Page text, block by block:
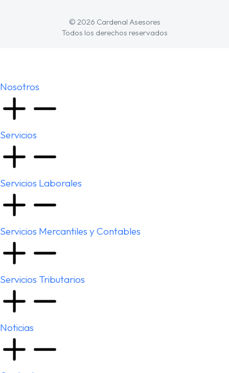
© 2026 Cardenal Asesores
Todos los derechos reservados
Nosotros
Servicios
Servicios Laborales
Servicios Mercantiles y Contables
Servicios Tributarios
Noticias